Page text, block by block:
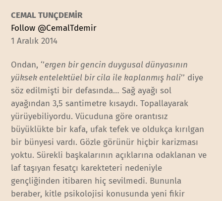
CEMAL TUNÇDEMİR
Follow @CemalTdemir
1 Aralık 2014
Ondan, ‘’ergen bir gencin duygusal dünyasının
yüksek entelektüel bir cila ile kaplanmış hali’’ diye
söz edilmişti bir defasında… Sağ ayağı sol
ayağından 3,5 santimetre kısaydı. Topallayarak
yürüyebiliyordu. Vücuduna göre orantısız
büyüklükte bir kafa, ufak tefek ve oldukça kırılgan
bir bünyesi vardı. Gözle görünür hiçbir karizması
yoktu. Sürekli başkalarının açıklarına odaklanan ve
laf taşıyan fesatçı karekteteri nedeniyle
gençliğinden itibaren hiç sevilmedi. Bununla
beraber, kitle psikolojisi konusunda yeni fikir